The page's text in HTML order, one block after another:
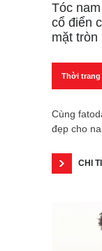
Tóc
cổ điển
mặt tròn
Thời trang
Cùng
đẹp cho
CHI